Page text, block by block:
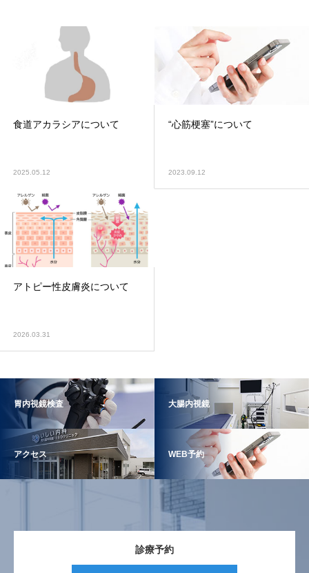
食道アカラシアについて
2025.05.12
“心筋梗塞”について
2023.09.12
アトピー性皮膚炎について
2026.03.31
胃内視鏡検査 大腸内視鏡
アクセス WEB予約
診療予約